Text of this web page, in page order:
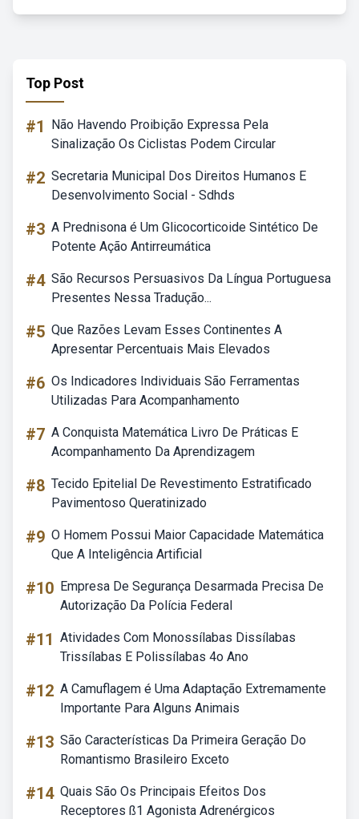
Top Post
#1
Não Havendo Proibição Expressa Pela
Sinalização Os Ciclistas Podem Circular
#2 Secretaria Municipal Dos Direitos Humanos E
Desenvolvimento Social - Sdhds
#3 A Prednisona é Um Glicocorticoide Sintético De
Potente Ação Antirreumática
#4 São Recursos Persuasivos Da Língua Portuguesa
Presentes Nessa Tradução...
#5 Que Razões Levam Esses Continentes A
Apresentar Percentuais Mais Elevados
#6 Os Indicadores Individuais São Ferramentas
Utilizadas Para Acompanhamento
#7 A Conquista Matemática Livro De Práticas E
Acompanhamento Da Aprendizagem
#8 Tecido Epitelial De Revestimento Estratificado
Pavimentoso Queratinizado
#9 O Homem Possui Maior Capacidade Matemática
Que A Inteligência Artificial
#10 Empresa De Segurança Desarmada Precisa De
Autorização Da Polícia Federal
#11 Atividades Com Monossílabas Dissílabas
Trissílabas E Polissílabas 4o Ano
#12 A Camuflagem é Uma Adaptação Extremamente
Importante Para Alguns Animais
#13 São Características Da Primeira Geração Do
Romantismo Brasileiro Exceto
#14 Quais São Os Principais Efeitos Dos
Receptores ß1 Agonista Adrenérgicos